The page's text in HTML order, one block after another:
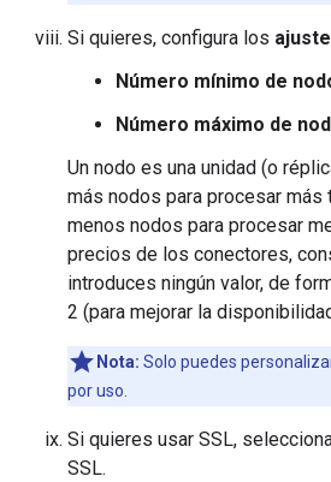
Si quieres, configura los
Número mínimo de
Número máximo de
Un nodo es una unidad (o
más nodos para procesar más
menos nodos para procesar
precios de los conectores,
introduces ningún valor, de
2 (para mejorar la
Nota: Solo puedes
por uso.
Si quieres usar SSL,
SSL.